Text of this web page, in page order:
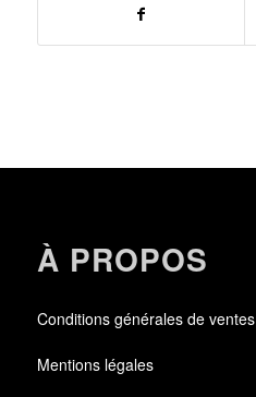
À PROPOS
Conditions générales de ventes
Mentions légales